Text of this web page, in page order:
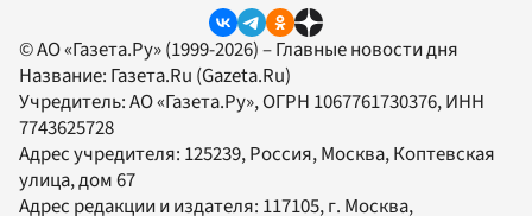
© АО «Газета.Ру» (1999-2026) – Главные новости дня
Название: Газета.Ru (Gazeta.Ru)
Учредитель:АО «Газета.Ру», ОГРН 1067761730376, ИНН
7743625728
Адрес учредителя: 125239, Россия, Москва, Коптевская
улица, дом 67
Адрес редакции и издателя: 117105, г. Москва,